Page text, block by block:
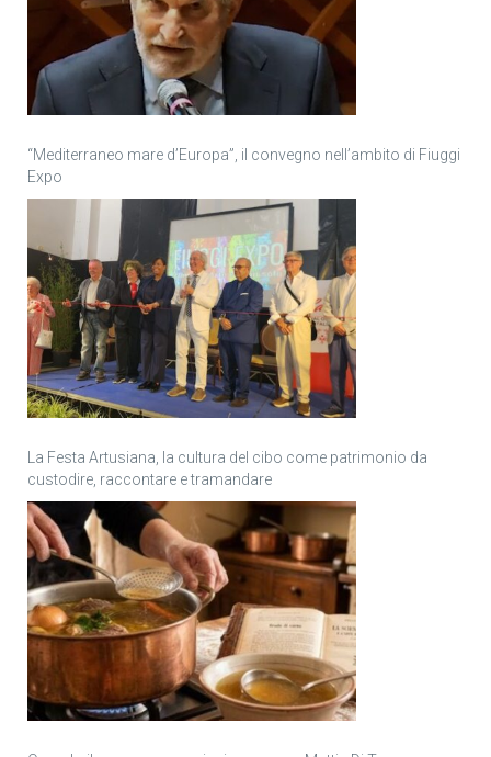
“Mediterraneo mare d’Europa”, il convegno nell’ambito di Fiuggi
Expo
La Festa Artusiana, la cultura del cibo come patrimonio da
custodire, raccontare e tramandare